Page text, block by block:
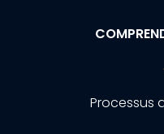
Processus